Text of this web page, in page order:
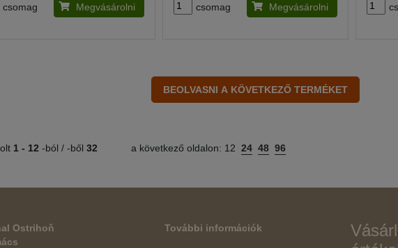
csomag Megvásárolni csomag Megvásárolni
1 - 12 -ból / -ből 32 a következő oldalon: 12 24 48 96
Ostrihoň
További információk